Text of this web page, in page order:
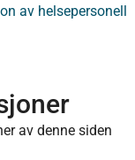
av helsepersonell
av denne siden